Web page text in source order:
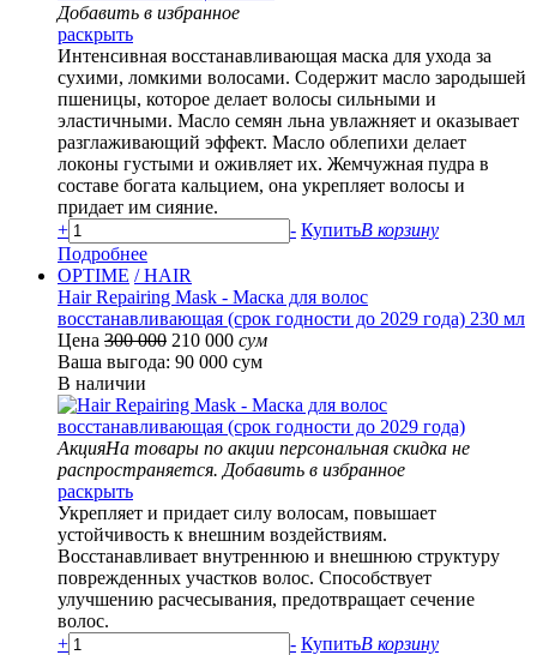
Добавить в избранное
раскрыть
Интенсивная восстанавливающая маска для ухода за
сухими, ломкими волосами. Содержит масло зародышей
пшеницы, которое делает волосы сильными и
эластичными. Масло семян льна увлажняет и оказывает
разглаживающий эффект. Масло облепихи делает
локоны густыми и оживляет их. Жемчужная пудра в
составе богата кальцием, она укрепляет волосы и
придает им сияние.
+
- КупитьВ корзину
Подробнее
OPTIME / HAIR
Hair Repairing Mask - Маска для волос
восстанавливающая (срок годности до 2029 года) 230 мл
Цена 300 000 210 000 сум
Ваша выгода: 90 000 сум
В наличии
АкцияНа товары по акции персональная скидка не
распространяется. Добавить в избранное
раскрыть
Укрепляет и придает силу волосам, повышает
устойчивость к внешним воздействиям.
Восстанавливает внутреннюю и внешнюю структуру
поврежденных участков волос. Способствует
улучшению расчесывания, предотвращает сечение
волос.
+
- КупитьВ корзину